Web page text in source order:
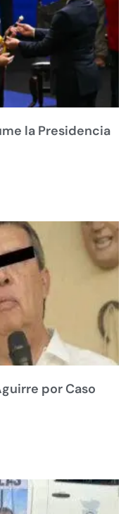
la Presidencia
por Caso